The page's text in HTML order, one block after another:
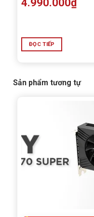
Kết luận:
4.990.000₫
ĐỌC TIẾP
Sản phẩm tương tự